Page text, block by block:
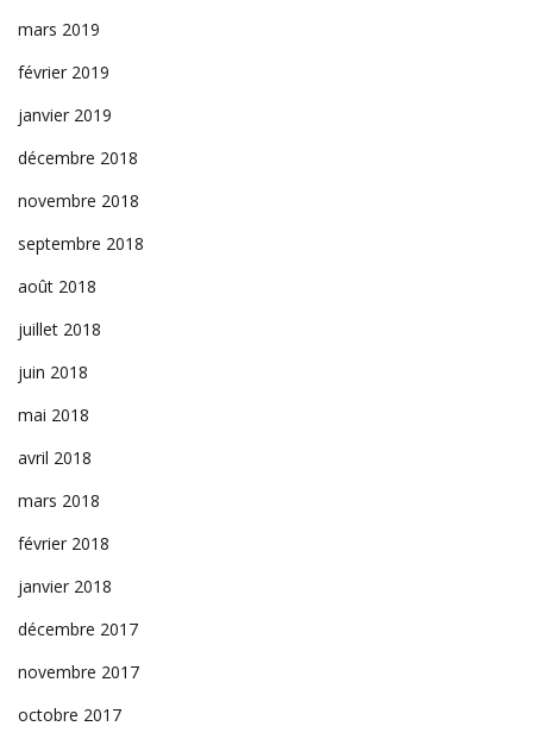
mars 2019
février 2019
janvier 2019
décembre 2018
novembre 2018
septembre 2018
août 2018
juillet 2018
juin 2018
mai 2018
avril 2018
mars 2018
février 2018
janvier 2018
décembre 2017
novembre 2017
octobre 2017